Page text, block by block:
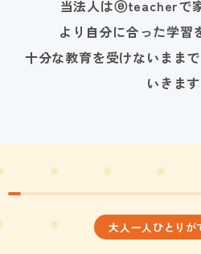
当法人はⓔteacherで
より自分に合った学習
十分な教育を受けないまま
いきます
大人一人ひとりが